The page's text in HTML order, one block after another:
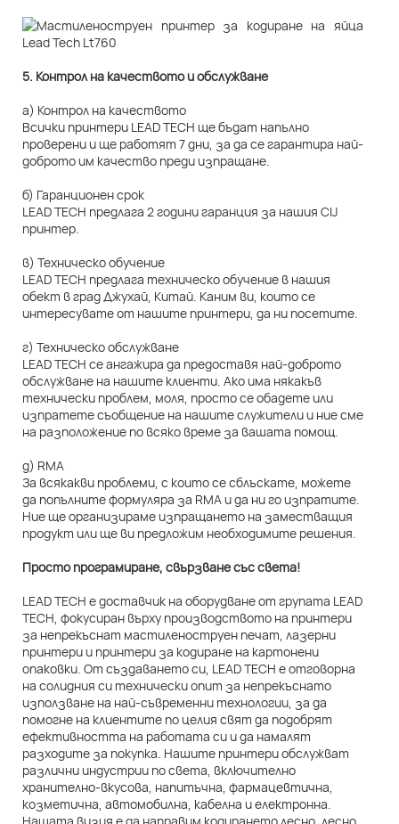
5. Контрол на качеството и обслужване
а) Контрол на качеството
Всички принтери LEAD TECH ще бъдат напълно
проверени и ще работят 7 дни, за да се гарантира най-
доброто им качество преди изпращане.
б) Гаранционен срок
LEAD TECH предлага 2 години гаранция за нашия CIJ
принтер.
в) Техническо обучение
LEAD TECH предлага техническо обучение в нашия
обект в град Джухай, Китай. Каним ви, които се
интересувате от нашите принтери, да ни посетите.
г) Техническо обслужване
LEAD TECH се ангажира да предоставя най-доброто
обслужване на нашите клиенти. Ако има някакъв
технически проблем, моля, просто се обадете или
изпратете съобщение на нашите служители и ние сме
на разположение по всяко време за вашата помощ.
д) RMA
За всякакви проблеми, с които се сблъскате, можете
да попълните формуляра за RMA и да ни го изпратите.
Ние ще организираме изпращането на заместващия
продукт или ще ви предложим необходимите решения.
Просто програмиране, свързване със света!
LEAD TECH е доставчик на оборудване от групата LEAD
TECH, фокусиран върху производството на принтери
за непрекъснат мастиленоструен печат, лазерни
принтери и принтери за кодиране на картонени
опаковки. От създаването си, LEAD TECH е отговорна
на солидния си технически опит за непрекъснато
използване на най-съвременни технологии, за да
помогне на клиентите по целия свят да подобрят
ефективността на работата си и да намалят
разходите за покупка. Нашите принтери обслужват
различни индустрии по света, включително
хранително-вкусова, напитъчна, фармацевтична,
козметична, автомобилна, кабелна и електронна.